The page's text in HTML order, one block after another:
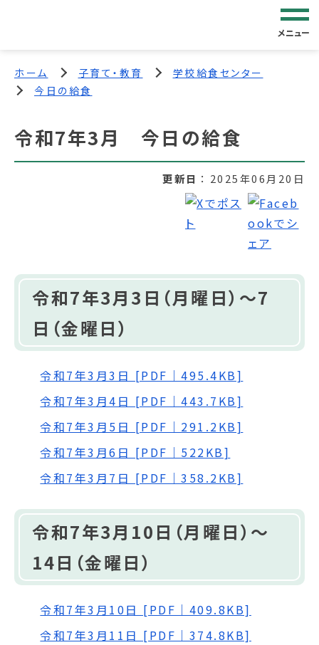
メニュー
ホーム 子育て・教育
学校給食センター
今日の給食
令和7年3月 今日の給食
更新日 2025年06月20日
令和7年3月3日（月曜日）～7
日（金曜日）
令和7年3月3日 [PDF｜495.4KB]
令和7年3月4日 [PDF｜443.7KB]
令和7年3月5日 [PDF｜291.2KB]
令和7年3月6日 [PDF｜522KB]
令和7年3月7日 [PDF｜358.2KB]
令和7年3月10日（月曜日）～
14日（金曜日）
令和7年3月10日 [PDF｜409.8KB]
令和7年3月11日 [PDF｜374.8KB]